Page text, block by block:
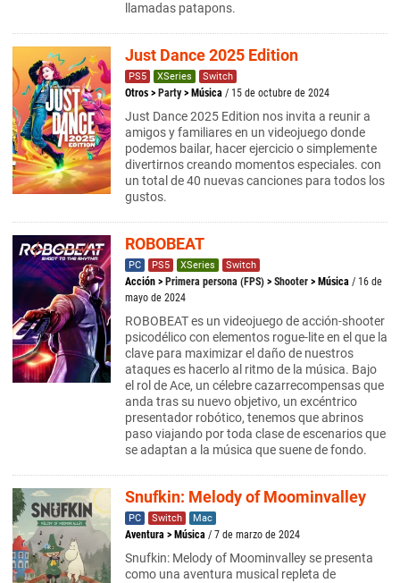
llamadas patapons.
Just Dance 2025 Edition
PS5 XSeries Switch
Otros > Party> Música / 15 de octubre de 2024
Just Dance 2025 Edition nos invita a reunir a
amigos y familiares en un videojuego donde
podemos bailar, hacer ejercicio o simplemente
divertirnos creando momentos especiales. con
un total de 40 nuevas canciones para todos los
gustos.
ROBOBEAT
PC PS5 XSeries Switch
Acción > Primera persona (FPS) > Shooter > Música / 16 de
mayo de 2024
ROBOBEAT es un videojuego de acción-shooter
psicodélico con elementos rogue-lite en el que la
clave para maximizar el daño de nuestros
ataques es hacerlo al ritmo de la música. Bajo
el rol de Ace, un célebre cazarrecompensas que
anda tras su nuevo objetivo, un excéntrico
presentador robótico, tenemos que abrinos
paso viajando por toda clase de escenarios que
se adaptan a la música que suene de fondo.
Snufkin: Melody of Moominvalley
PC Switch Mac
Aventura > Música / 7 de marzo de 2024
Snufkin: Melody of Moominvalley se presenta
como una aventura musical repleta de